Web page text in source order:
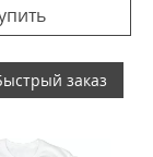
заказ